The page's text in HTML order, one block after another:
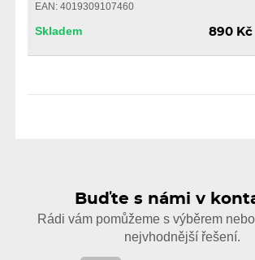
EAN: 4019309107460
Skladem 890 Kč
Buďte s námi v
Rádi vám pomůžeme s výběrem
nejvhodnější řešení.